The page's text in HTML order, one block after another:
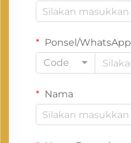
Ponsel/WhatsApp
Code
Nama